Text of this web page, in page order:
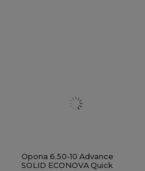
Opona 6.50-10 Advance
SOLID ECONOVA Quick